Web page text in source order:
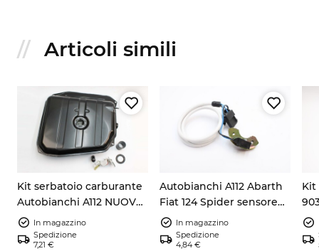
Articoli simili
Kit serbatoio carburante
Autobianchi A112 NUOVO
+ galleggiante +
guarnizione + tubo
In magazzino
Spedizione
7,21 €
Autobianchi A112 Abarth
Fiat 124 Spider sensore
pick up accensione
9937730
In magazzino
Spedizione
4,84 €
Kit